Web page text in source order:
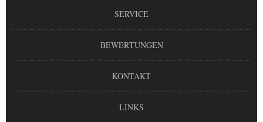
SERVICE
BEWERTUNGEN
KONTAKT
LINKS